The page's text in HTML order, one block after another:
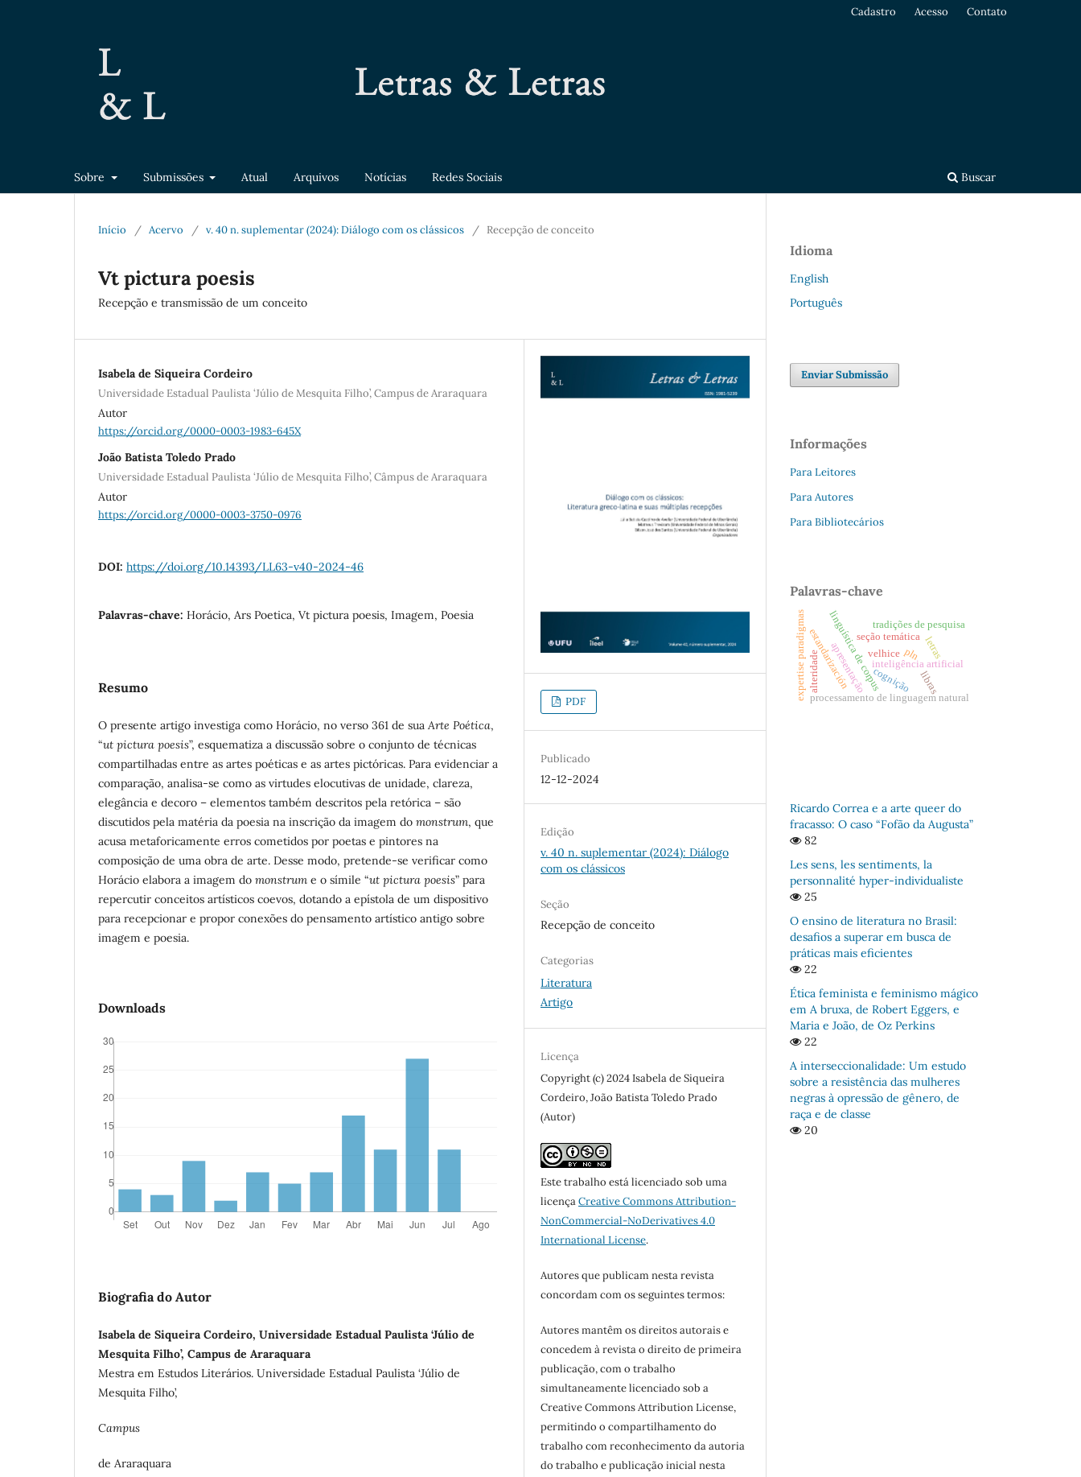
Sobre Submissões Atual Arquivos Notícias Redes Sociais Buscar
Cadastro Acesso Contato
Início / Acervo / v. 40 n. suplementar (2024): Diálogo com os clássicos / Recepção de conceito
Vt pictura poesis
Recepção e transmissão de um conceito
Isabela de Siqueira Cordeiro
Universidade Estadual Paulista ‘Júlio de Mesquita Filho’, Campus de Araraquara
Autor
https://orcid.org/0000-0003-1983-645X
João Batista Toledo Prado
Universidade Estadual Paulista ‘Júlio de Mesquita Filho’, Câmpus de Araraquara
Autor
https://orcid.org/0000-0003-3750-0976
DOI: https://doi.org/10.14393/LL63-v40-2024-46
Palavras-chave: Horácio, Ars Poetica, Vt pictura poesis, Imagem, Poesia
Resumo
O presente artigo investiga como Horácio, no verso 361 de sua Arte Poética,
“ut pictura poesis”, esquematiza a discussão sobre o conjunto de técnicas
compartilhadas entre as artes poéticas e as artes pictóricas. Para evidenciar a
comparação, analisa-se como as virtudes elocutivas de unidade, clareza,
elegância e decoro – elementos também descritos pela retórica – são
discutidos pela matéria da poesia na inscrição da imagem do monstrum, que
acusa metaforicamente erros cometidos por poetas e pintores na
composição de uma obra de arte. Desse modo, pretende-se verificar como
Horácio elabora a imagem do monstrum e o símile “ut pictura poesis” para
repercutir conceitos artísticos coevos, dotando a epístola de um dispositivo
para recepcionar e propor conexões do pensamento artístico antigo sobre
imagem e poesia.
Downloads
Biografia do Autor
Isabela de Siqueira Cordeiro, Universidade Estadual Paulista ‘Júlio de
Mesquita Filho’, Campus de Araraquara
Mestra em Estudos Literários. Universidade Estadual Paulista ‘Júlio de
Mesquita Filho’,
Campus
de Araraquara
PDF
Publicado
12-12-2024
Edição
v. 40 n. suplementar (2024): Diálogo
com os clássicos
Seção
Recepção de conceito
Categorias
Literatura
Artigo
Licença
Copyright (c) 2024 Isabela de Siqueira
Cordeiro, João Batista Toledo Prado
(Autor)
Este trabalho está licenciado sob uma
licençaCreative Commons Attribution-
NonCommercial-NoDerivatives 4.0
International License.
Autores que publicam nesta revista
concordam com os seguintes termos:
Autores mantêm os direitos autorais e
concedem à revista o direito de primeira
publicação, com o trabalho
simultaneamente licenciado sob a
Creative Commons Attribution License,
permitindo o compartilhamento do
trabalho com reconhecimento da autoria
do trabalho e publicação inicial nesta
Idioma
English
Português
Enviar Submissão
Informações
Para Leitores
Para Autores
Para Bibliotecários
Palavras-chave
linguística de corpus
processamento de linguagem natural
inteligência artificial
letras
apresentação
seção temática
cognição
expertise paradigmas tradições de pesquisa
estandarización libras
pln
velhice
alteridade
Ricardo Correa e a arte queer do
fracasso: O caso “Fofão da Augusta”
82
Les sens, les sentiments, la
personnalité hyper-individualiste
25
O ensino de literatura no Brasil:
desafios a superar em busca de
práticas mais eficientes
22
Ética feminista e feminismo mágico
em A bruxa, de Robert Eggers, e
Maria e João, de Oz Perkins
22
A interseccionalidade: Um estudo
sobre a resistência das mulheres
negras à opressão de gênero, de
raça e de classe
20